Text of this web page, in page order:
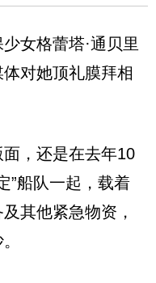
女格蕾塔·通贝里
对她顶礼膜拜相
，还是在去年10
”船队一起，载着
其他紧急物资，